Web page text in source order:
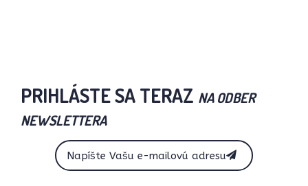
PRIHLÁSTE SA TERAZ NA ODBER
NEWSLETTERA